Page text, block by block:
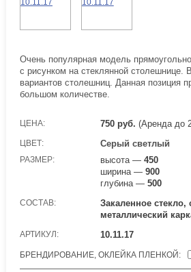
Очень популярная модель
с рисунком на стеклянной столешнице.
вариантов столешниц. Данная позиция
большом количестве.
ЦЕНА: 750 руб. (Аренда до
ЦВЕТ: Серый светлый
РАЗМЕР: высота —450
ширина —900
глубина —500
СОСТАВ:
Закаленное стекло,
металлический
АРТИКУЛ: 10.11.17
БРЕНДИРОВАНИЕ, ОКЛЕЙКА ПЛЕНКОЙ: